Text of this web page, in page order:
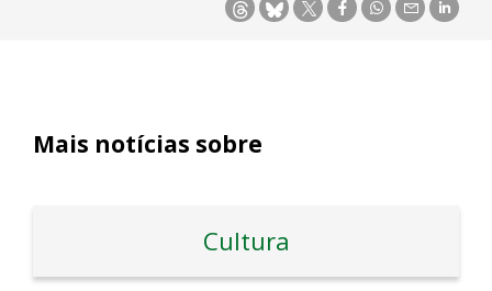
Mais notícias sobre
Cultura